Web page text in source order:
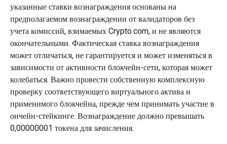
указанные ставки вознаграждения основаны на
предполагаемом вознаграждении от валидаторов без
учета комиссий, взимаемых Crypto.com, и не являются
окончательными. Фактическая ставка вознаграждения
может отличаться, не гарантируется и может изменяться в
зависимости от активности блокчейн-сети, которая может
колебаться. Важно провести собственную комплексную
проверку соответствующего виртуального актива и
применимого блокчейна, прежде чем принимать участие в
ончейн-стейкинге. Вознаграждение должно превышать
0,00000001 токена для зачисления.